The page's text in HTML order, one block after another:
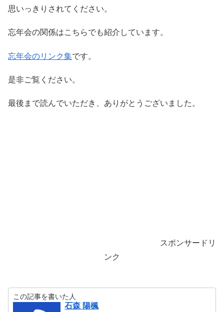
思いっきりされてください。
忘年会の関係はこちらでも紹介しています。
忘年会のリンク集です。
是非ご覧ください。
最後まで読んでいただき、ありがとうございました。
スポンサードリ
ンク
この記事を書いた人
石森 陽楓